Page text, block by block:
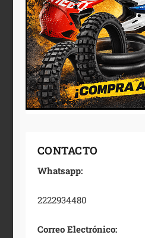
CONTACTO
Whatsapp:
2222934480
Correo Electrónico: